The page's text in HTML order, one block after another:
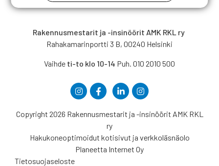
Rakennusmestarit ja -insinöörit AMK RKL ry
Rahakamarinportti 3 B, 00240 Helsinki
Vaihde ti-to klo 10-14 Puh. 010 2010 500
Copyright 2026 Rakennusmestarit ja -insinöörit AMK RKL
ry
Hakukoneoptimoidut kotisivut ja verkkoläsnäolo
Planeetta Internet Oy
Tietosuojaseloste